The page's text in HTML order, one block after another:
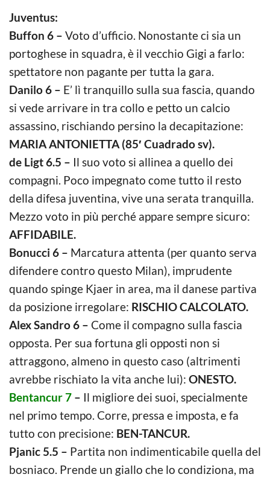
Juventus:
Buffon 6 – Voto d’ufficio. Nonostante ci sia un
portoghese in squadra, è il vecchio Gigi a farlo:
spettatore non pagante per tutta la gara.
Danilo 6 – E’ lì tranquillo sulla sua fascia, quando
si vede arrivare in tra collo e petto un calcio
assassino, rischiando persino la decapitazione:
MARIA ANTONIETTA (85′ Cuadrado sv).
de Ligt 6.5 – Il suo voto si allinea a quello dei
compagni. Poco impegnato come tutto il resto
della difesa juventina, vive una serata tranquilla.
Mezzo voto in più perché appare sempre sicuro:
AFFIDABILE.
Bonucci 6 – Marcatura attenta (per quanto serva
difendere contro questo Milan), imprudente
quando spinge Kjaer in area, ma il danese partiva
da posizione irregolare: RISCHIO CALCOLATO.
Alex Sandro 6 – Come il compagno sulla fascia
opposta. Per sua fortuna gli opposti non si
attraggono, almeno in questo caso (altrimenti
avrebbe rischiato la vita anche lui): ONESTO.
Bentancur 7 – Il migliore dei suoi, specialmente
nel primo tempo. Corre, pressa e imposta, e fa
tutto con precisione: BEN-TANCUR.
Pjanic 5.5 – Partita non indimenticabile quella del
bosniaco. Prende un giallo che lo condiziona, ma